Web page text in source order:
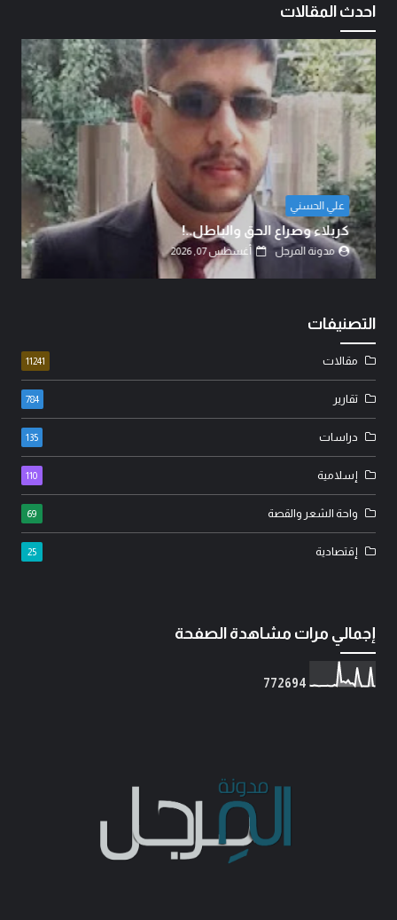
احدث المقالات
الشيخ الدكتور عبد الرضا البهادلي
دماءُ أبنائنا ليست رخيصة..!
مدونة المرجل أغسطس 07, 2026
التصنيفات
مقالات 11241
تقارير 784
دراسات 135
إسلامية 110
واحة الشعر والقصة 69
إقتصادية 25
إجمالي مرات مشاهدة الصفحة
772694